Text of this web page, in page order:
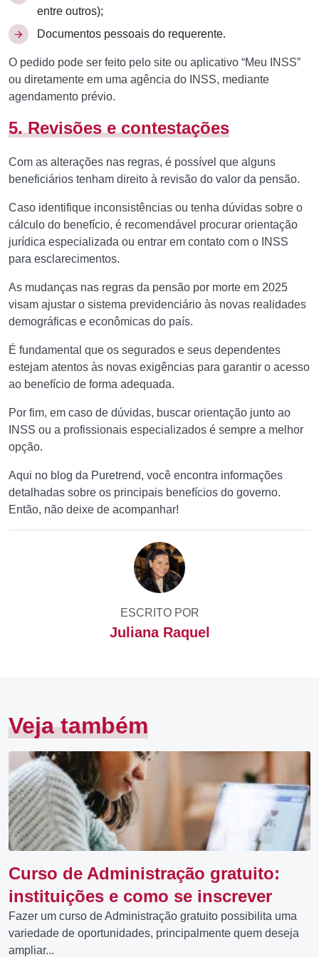
entre outros);
Documentos pessoais do requerente.
O pedido pode ser feito pelo site ou aplicativo “Meu INSS”
ou diretamente em uma agência do INSS, mediante
agendamento prévio.
5. Revisões e contestações
Com as alterações nas regras, é possível que alguns
beneficiários tenham direito à revisão do valor da pensão.
Caso identifique inconsistências ou tenha dúvidas sobre o
cálculo do benefício, é recomendável procurar orientação
jurídica especializada ou entrar em contato com o INSS
para esclarecimentos.
As mudanças nas regras da pensão por morte em 2025
visam ajustar o sistema previdenciário às novas realidades
demográficas e econômicas do país.
É fundamental que os segurados e seus dependentes
estejam atentos às novas exigências para garantir o acesso
ao benefício de forma adequada.
Por fim, em caso de dúvidas, buscar orientação junto ao
INSS ou a profissionais especializados é sempre a melhor
opção.
Aqui no blog da Puretrend, você encontra informações
detalhadas sobre os principais benefícios do governo.
Então, não deixe de acompanhar!
ESCRITO POR
Juliana Raquel
Veja também
Curso de Administração gratuito:
instituições e como se inscrever
Fazer um curso de Administração gratuito possibilita uma
variedade de oportunidades, principalmente quem deseja
ampliar...